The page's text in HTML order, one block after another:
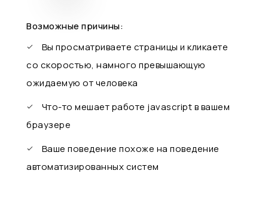
Возможные причины:
Вы просматриваете страницы и кликаете
со скоростью, намного превышающую
ожидаемую от человека
Что-то мешает работе javascript в вашем
браузере
Ваше поведение похоже на поведение
автоматизированных систем